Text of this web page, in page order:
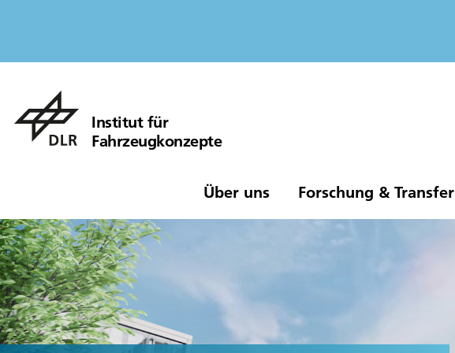
Institut für
Fahrzeugkonzepte
Über uns Forschung & Transfer